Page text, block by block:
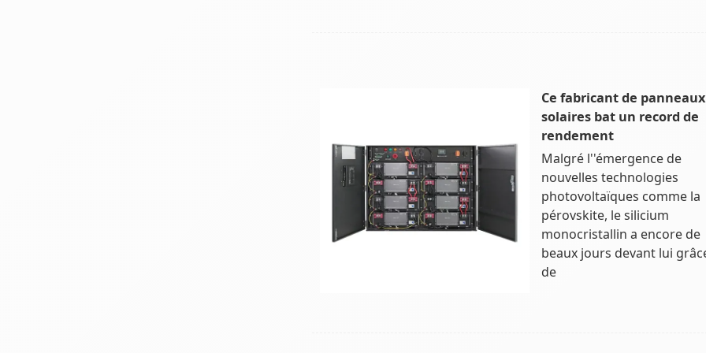
Ce fabricant de panneaux
solaires bat un record de
rendement
Malgré l''émergence de
nouvelles technologies
photovoltaïques comme la
pérovskite, le silicium
monocristallin a encore de
beaux jours devant lui
de